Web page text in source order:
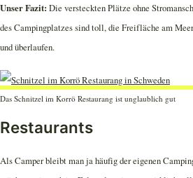
Unser Fazit: Die versteckten Plätze ohne
des Campingplatzes sind toll, die Freifläche am
und überlaufen.
Das Schnitzel im Korrö Restaurang ist unglaublich gut
Restaurants
Als Camper bleibt man ja häufig der eigenen